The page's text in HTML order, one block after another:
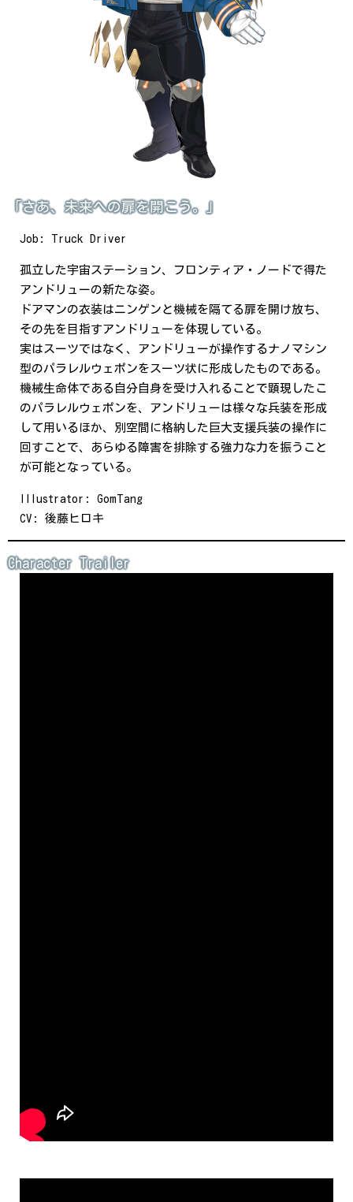
「さあ、未来への扉を開こう。」
Job: Truck Driver
孤立した宇宙ステーション、フロンティア・ノードで得た
アンドリューの新たな姿。
ドアマンの衣装はニンゲンと機械を隔てる扉を開け放ち、
その先を目指すアンドリューを体現している。
実はスーツではなく、アンドリューが操作するナノマシン
型のパラレルウェポンをスーツ状に形成したものである。
機械生命体である自分自身を受け入れることで顕現したこ
のパラレルウェポンを、アンドリューは様々な兵装を形成
して用いるほか、別空間に格納した巨大支援兵装の操作に
回すことで、あらゆる障害を排除する強力な力を振うこと
が可能となっている。
Illustrator: GomTang
CV: 後藤ヒロキ
Character Trailer